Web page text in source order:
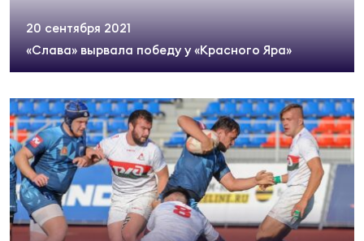
«Слава» вырвала победу у «Красного Яра»
20 сентября 2021